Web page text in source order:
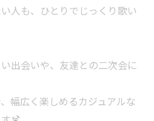
人も、ひとりでじっくり歌い
出会いや、友達との二次会に
幅広く楽しめるカジュアルな